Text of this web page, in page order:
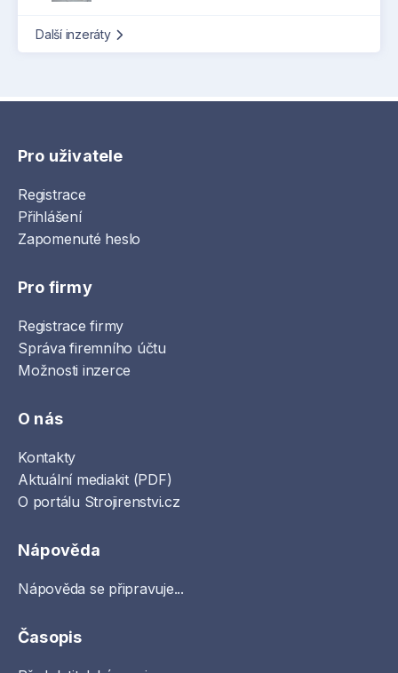
Další inzeráty
Pro uživatele
Registrace
Přihlášení
Zapomenuté heslo
Pro firmy
Registrace firmy
Správa firemního účtu
Možnosti inzerce
O nás
Kontakty
Aktuální mediakit (PDF)
O portálu Strojirenstvi.cz
Nápověda
Nápověda se připravuje...
Časopis